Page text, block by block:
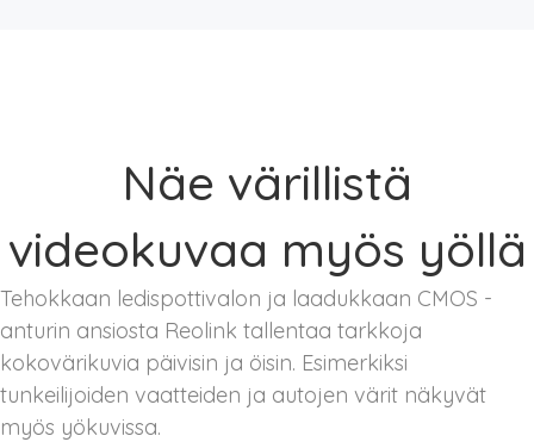
Näe värillistä
videokuvaa myös yöllä
Tehokkaan ledispottivalon ja laadukkaan CMOS -
anturin ansiosta Reolink tallentaa tarkkoja
kokovärikuvia päivisin ja öisin. Esimerkiksi
tunkeilijoiden vaatteiden ja autojen värit näkyvät
myös yökuvissa.